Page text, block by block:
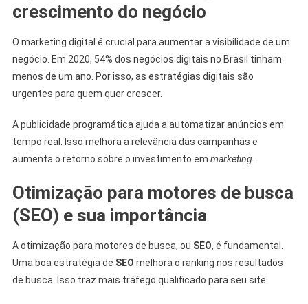
crescimento do negócio
O marketing digital é crucial para aumentar a visibilidade de um
negócio. Em 2020, 54% dos negócios digitais no Brasil tinham
menos de um ano. Por isso, as estratégias digitais são
urgentes para quem quer crescer.
A publicidade programática ajuda a automatizar anúncios em
tempo real. Isso melhora a relevância das campanhas e
aumenta o retorno sobre o investimento em marketing.
Otimização para motores de busca
(SEO) e sua importância
A otimização para motores de busca, ou SEO, é fundamental.
Uma boa estratégia de SEO melhora o ranking nos resultados
de busca. Isso traz mais tráfego qualificado para seu site.